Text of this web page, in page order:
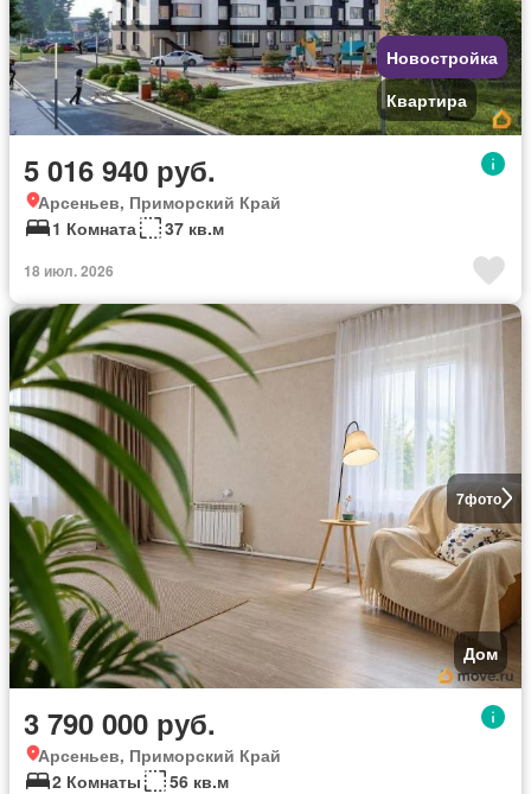
Новостройка
Квартира
5 016 940 руб.
Арсеньев, Приморский Край
1 Комната
37 кв.м
18 июл. 2026
7фото
Дом
3 790 000 руб.
Арсеньев, Приморский Край
2 Комнаты
56 кв.м